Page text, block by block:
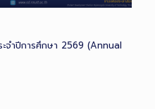
ำปีการศึกษา 2569 (Annual